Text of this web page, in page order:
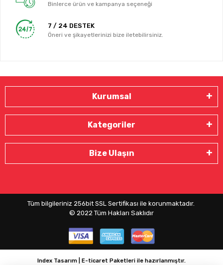
Binlerce ürün ve kampanya seçeneği
7 / 24 DESTEK
Öneri ve şikayetlerinizi bize iletebilirsiniz.
Kurumsal
Kategoriler
Bize Ulaşın
Tüm bilgileriniz 256bit SSL Sertifikası ile korunmaktadır.
© 2022 Tüm Hakları Saklıdır
Index Tasarım | E-ticaret Paketleri ile hazırlanmıştır.